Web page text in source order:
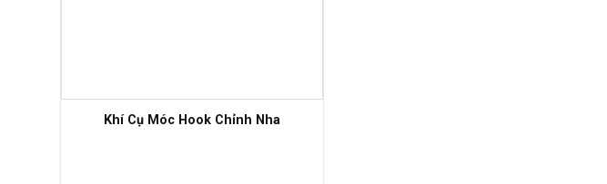
Khí Cụ Móc Hook Chỉnh Nha